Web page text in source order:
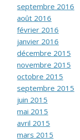
septembre 2016
août 2016
février 2016
janvier 2016
décembre 2015
novembre 2015
octobre 2015
septembre 2015
juin 2015
mai 2015
avril 2015
mars 2015